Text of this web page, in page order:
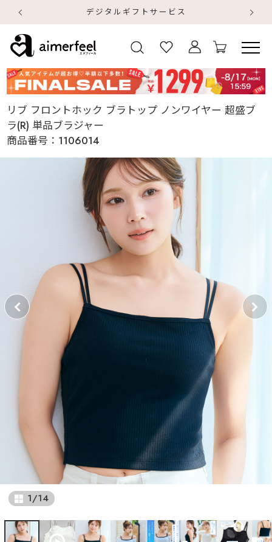
デジタルギフトサービス
リブ フロントホック ブラトップ ノンワイヤー 超盛ブ
ラ(R) 単品ブラジャー
商品番号： 1106014
1/14